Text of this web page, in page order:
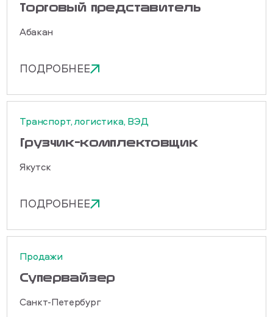
Торговый представитель
Абакан
ПОДРОБНЕЕ
Транспорт, логистика, ВЭД
Грузчик-комплектовщик
Якутск
ПОДРОБНЕЕ
Продажи
Cупервайзер
Санкт-Петербург